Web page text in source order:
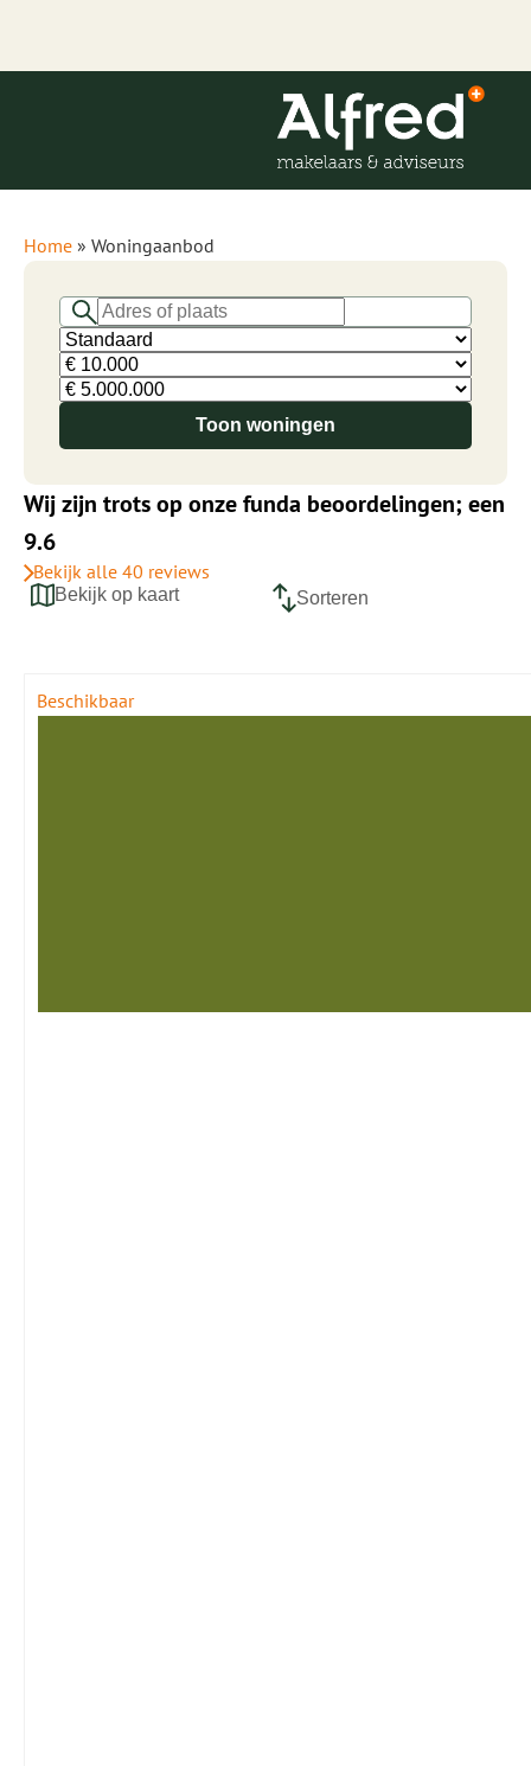
Home » Woningaanbod
Toon woningen
Wij zijn trots op onze funda beoordelingen; een
9.6
Bekijk alle 40 reviews
Bekijk op kaart Sorteren
Beschikbaar